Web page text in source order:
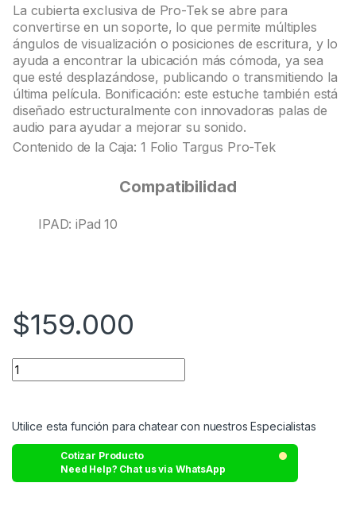
La cubierta exclusiva de Pro-Tek se abre para
convertirse en un soporte, lo que permite múltiples
ángulos de visualización o posiciones de escritura, y lo
ayuda a encontrar la ubicación más cómoda, ya sea
que esté desplazándose, publicando o transmitiendo la
última película. Bonificación: este estuche también está
diseñado estructuralmente con innovadoras palas de
audio para ayudar a mejorar su sonido.
Contenido de la Caja: 1 Folio Targus Pro-Tek
Compatibilidad
IPAD: iPad 10
$159.000
Utilice esta función para chatear con nuestros Especialistas
Cotizar Producto
Need Help? Chat us via WhatsApp